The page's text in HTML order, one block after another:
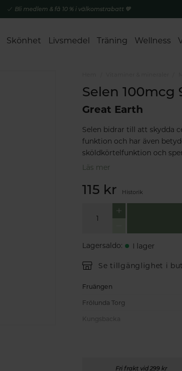
Bli medlem & få 10 % i välkomstrabatt 💚
Skönhet Livsmedel Träning Wellness
Selen 100mcg
Great Earth
Selen bidrar till att skydda
funktion och har även
sköldkörtelfunktion och
Läs mer
115 kr Historik
Lagersaldo: I lager
Se tillgänglighet i
Fruängen
Frölunda Torg
Fri frakt vid 299 kr